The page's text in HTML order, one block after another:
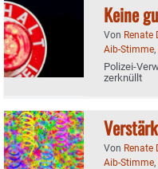
Keine
Von Renate
Aib-Stimme,
Polizei-
zerknüllt
Von Renate
Aib-Stimme,